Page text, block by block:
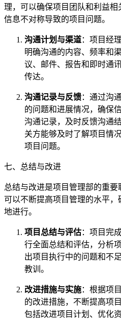
理，可以确保项目团队和利益
信息不对称导致的项目问题。
沟通计划与渠道：项目经
明确沟通的内容、频率和
议、邮件、报告和即时通
传达。
沟通记录与反馈：通过沟
的问题和进展情况，确保
沟通记录，及时反馈沟通
关方能够及时了解项目情
项目问题。
七、总结与改进
总结与改进是项目管理部的重要
可以不断提高项目管理的水平，
地进行。
项目总结与评估：项目完
行全面总结和评估，分析
出项目执行中的问题和不
教训。
改进措施与实施：根据项
的改进措施，不断提高项
包括改进项目计划、优化